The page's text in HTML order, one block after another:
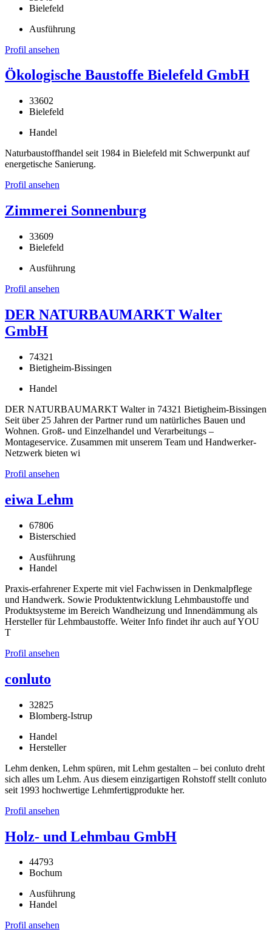
Bielefeld
Ausführung
Profil ansehen
Ökologische Baustoffe Bielefeld GmbH
33602
Bielefeld
Handel
Naturbaustoffhandel seit 1984 in Bielefeld mit Schwerpunkt auf
energetische Sanierung.
Profil ansehen
Zimmerei Sonnenburg
33609
Bielefeld
Ausführung
Profil ansehen
DER NATURBAUMARKT Walter
GmbH
74321
Bietigheim-Bissingen
Handel
DER NATURBAUMARKT Walter in 74321 Bietigheim-Bissingen
Seit über 25 Jahren der Partner rund um natürliches Bauen und
Wohnen. Groß- und Einzelhandel und Verarbeitungs –
Montageservice. Zusammen mit unserem Team und Handwerker-
Netzwerk bieten wi
Profil ansehen
eiwa Lehm
67806
Bisterschied
Ausführung
Handel
Praxis-erfahrener Experte mit viel Fachwissen in Denkmalpflege
und Handwerk. Sowie Produktentwicklung Lehmbaustoffe und
Produktsysteme im Bereich Wandheizung und Innendämmung als
Hersteller für Lehmbaustoffe. Weiter Info findet ihr auch auf YOU
T
Profil ansehen
conluto
32825
Blomberg-Istrup
Handel
Hersteller
Lehm denken, Lehm spüren, mit Lehm gestalten – bei conluto dreht
sich alles um Lehm. Aus diesem einzigartigen Rohstoff stellt conluto
seit 1993 hochwertige Lehmfertigprodukte her.
Profil ansehen
Holz- und Lehmbau GmbH
44793
Bochum
Ausführung
Handel
Profil ansehen